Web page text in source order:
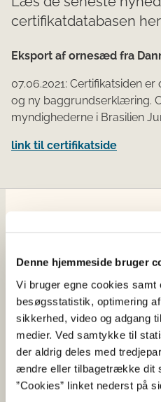
Denne hjemmeside bruger
Vi bruger egne cookies
besøgsstatistik, optimering
sikkerhed, video og adgang
medier. Ved samtykke til
der aldrig deles med
ændre eller tilbagetrække dit
”Cookies” linket nederst på
certifikatdatabasen her
Eksport af ornesæd fra
07.06.2021: Certifikatsiden
og ny baggrundserklæring.
myndighederne i Brasilien
link til certifikatside
Erhvervsministeriet.
fødevarekæden fra jord til
dyresundhed og sikker,
officielle Kostråd og
fra cafeer, restauranter og
Kontakt